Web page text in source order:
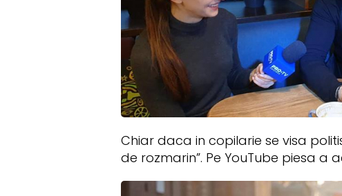
Chiar daca in copilarie se visa
de rozmarin”. Pe YouTube piesa a